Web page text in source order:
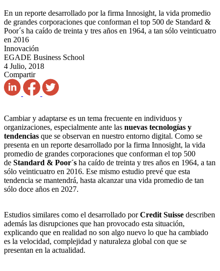
En un reporte desarrollado por la firma Innosight, la vida promedio
de grandes corporaciones que conforman el top 500 de Standard &
Poor´s ha caído de treinta y tres años en 1964, a tan sólo veinticuatro
en 2016
Innovación
EGADE Business School
4 Julio, 2018
Compartir
Cambiar y adaptarse es un tema frecuente en individuos y
organizaciones, especialmente ante las nuevas tecnologías y
tendencias que se observan en nuestro entorno digital. Como se
presenta en un reporte desarrollado por la firma Innosight, la vida
promedio de grandes corporaciones que conforman el top 500
de Standard & Poor´s ha caído de treinta y tres años en 1964, a tan
sólo veinticuatro en 2016. Ese mismo estudio prevé que esta
tendencia se mantendrá, hasta alcanzar una vida promedio de tan
sólo doce años en 2027.
Estudios similares como el desarrollado porCredit Suisse describen
además las disrupciones que han provocado esta situación,
explicando que en realidad no son algo nuevo lo que ha cambiado
es la velocidad, complejidad y naturaleza global con que se
presentan en la actualidad.